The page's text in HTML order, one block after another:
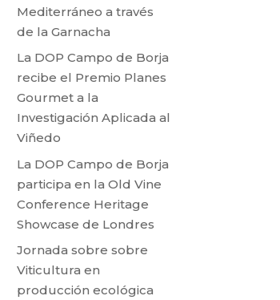
Mediterráneo a través
de la Garnacha
La DOP Campo de Borja
recibe el Premio Planes
Gourmet a la
Investigación Aplicada al
Viñedo
La DOP Campo de Borja
participa en la Old Vine
Conference Heritage
Showcase de Londres
Jornada sobre sobre
Viticultura en
producción ecológica